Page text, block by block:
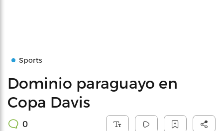
Sports
Dominio paraguayo en
Copa Davis
0